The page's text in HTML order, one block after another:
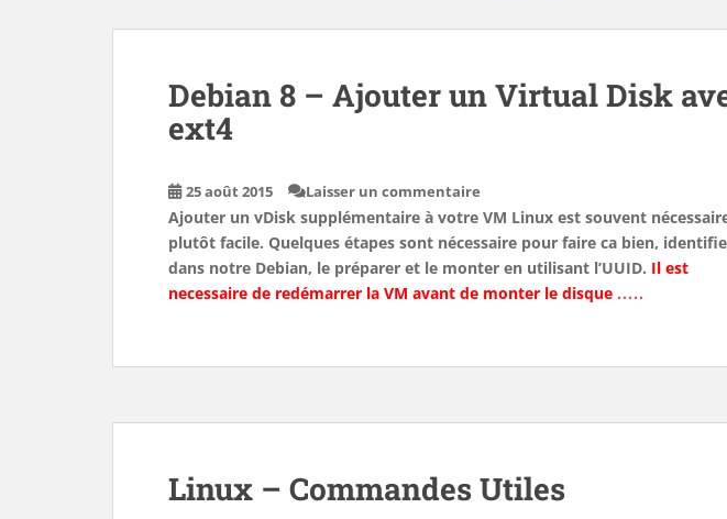
Debian 8 – Ajouter un Virtual Disk
ext4
25 août 2015 Laisser un commentaire
Ajouter un vDisk supplémentaire à votre VM Linux est souvent
plutôt facile. Quelques étapes sont nécessaire pour faire ca bien,
dans notre Debian, le préparer et le monter en utilisant l’UUID. Il est
necessaire de redémarrer la VM avant de monter le disque .....
Linux – Commandes Utiles